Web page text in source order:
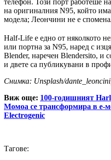
на оригиналния N95, който
модела; Леончини не е
Half-Life е едно от няколкото
или портна за N95, наред с
Blender, наречен Blendersito, и
и двете са публикувани в
Снимка: Unsplash/
Виж още: 100-годишният
Момоа се трансформира в е-
Electrogenic
Тагове: